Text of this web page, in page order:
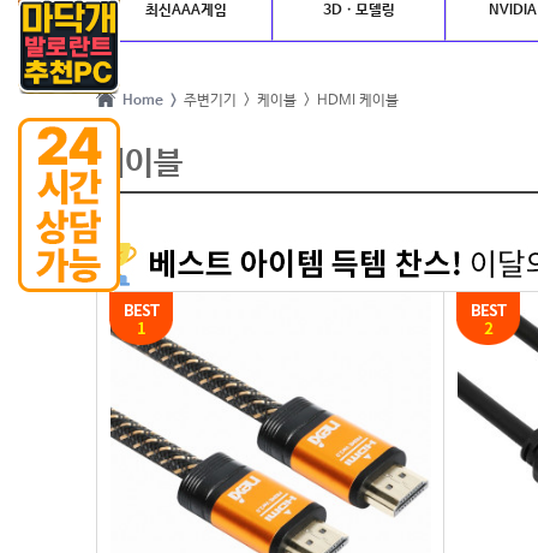
최신AAA게임 3D · 모델링
Home > 주변기기 > 케이블 > HDMI 케이블
케이블